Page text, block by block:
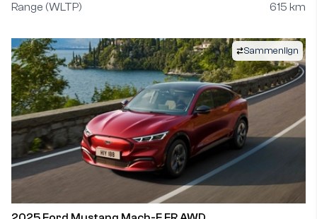
Range (WLTP)
615 km
Sammenlign